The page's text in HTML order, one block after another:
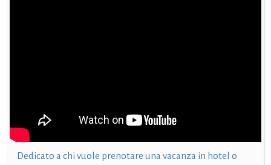
Dedicato a chi vuole prenotare una vacanza in hotel o